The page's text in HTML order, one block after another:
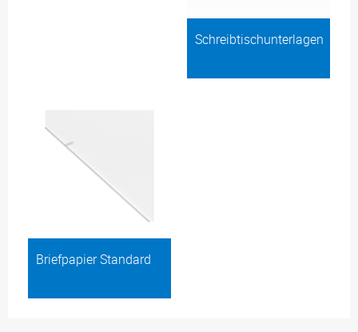
Schreibtischunterlagen
Briefpapier Standard